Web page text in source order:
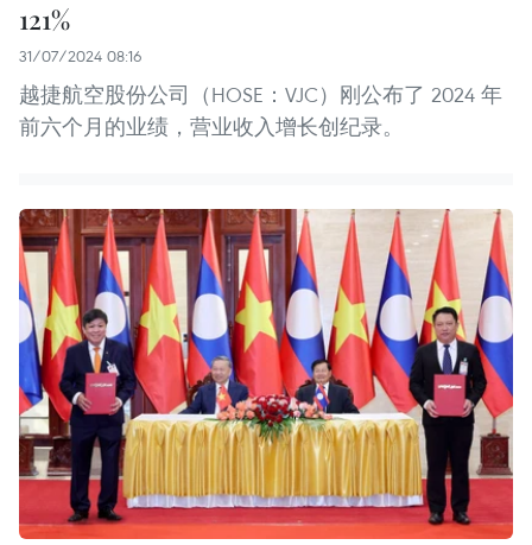
121%
31/07/2024 08:16
越捷航空股份公司（HOSE：VJC）刚公布了 2024 年
前六个月的业绩，营业收入增长创纪录。